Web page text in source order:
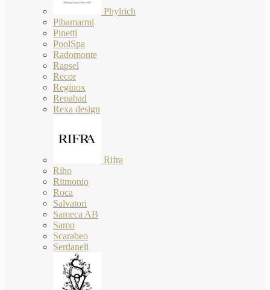
Phylrich
Pibamarmi
Pinetti
PoolSpa
Radomonte
Rapsel
Recor
Reginox
Repabad
Rexa design
Rifra
Riho
Ritmonio
Roca
Salvatori
Sameca AB
Samo
Scarabeo
Serdaneli